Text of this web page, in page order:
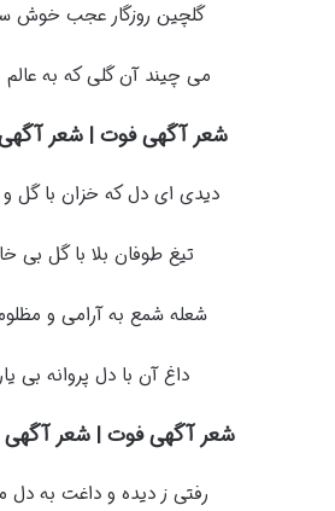
گلچین روزگار عجب خوش
می چیند آن گلی که به
شعر آگهی فوت | شعر آگهی
دیدی ای دل که خزان با گل و
تیغ طوفان بلا با گل بی
شعله شمع به آرامی و
داغ آن با دل پروانه بی
شعر آگهی فوت | شعر آگهی
رفتی ز دیده و داغت به دل